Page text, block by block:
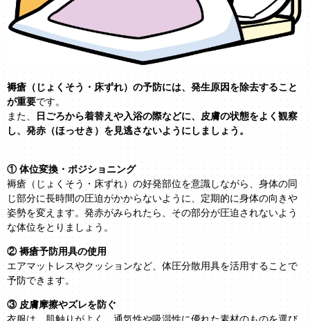
褥瘡（じょくそう・床ずれ）の予防には、発生原因を除去すること
が重要です。
また、
日ごろから着替えや入浴の際などに、皮膚の状態をよく観察
し、発赤（ほっせき）を見逃さないようにしましょう。
① 体位変換・ポジショニング
褥瘡（じょくそう・床ずれ）の好発部位を意識しながら、身体の同
じ部分に長時間の圧迫がかからないように、定期的に身体の向きや
姿勢を変えます。発赤がみられたら、その部分が圧迫されないよう
な体位をとりましょう。
② 褥瘡予防用具の使用
エアマットレスやクッションなど、体圧分散用具を活用することで
予防できます。
③ 皮膚摩擦やズレを防ぐ
衣服は、肌触りがよく、通気性や吸湿性に優れた素材のものを選び